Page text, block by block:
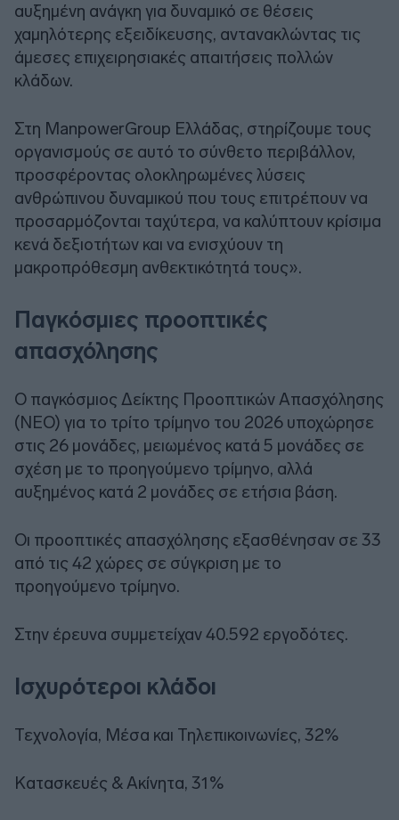
αυξημένη ανάγκη για δυναμικό σε θέσεις
χαμηλότερης εξειδίκευσης, αντανακλώντας τις
άμεσες επιχειρησιακές απαιτήσεις πολλών
κλάδων.
Στη ManpowerGroup Ελλάδας, στηρίζουμε τους
οργανισμούς σε αυτό το σύνθετο περιβάλλον,
προσφέροντας ολοκληρωμένες λύσεις
ανθρώπινου δυναμικού που τους επιτρέπουν να
προσαρμόζονται ταχύτερα, να καλύπτουν κρίσιμα
κενά δεξιοτήτων και να ενισχύουν τη
μακροπρόθεσμη ανθεκτικότητά τους».
Παγκόσμιες προοπτικές
απασχόλησης
Ο παγκόσμιος Δείκτης Προοπτικών Απασχόλησης
(NEO) για το τρίτο τρίμηνο του 2026 υποχώρησε
στις 26 μονάδες, μειωμένος κατά 5 μονάδες σε
σχέση με το προηγούμενο τρίμηνο, αλλά
αυξημένος κατά 2 μονάδες σε ετήσια βάση.
Οι προοπτικές απασχόλησης εξασθένησαν σε 33
από τις 42 χώρες σε σύγκριση με το
προηγούμενο τρίμηνο.
Στην έρευνα συμμετείχαν 40.592 εργοδότες.
Ισχυρότεροι κλάδοι
Τεχνολογία, Μέσα και Τηλεπικοινωνίες, 32%
Κατασκευές & Ακίνητα, 31%